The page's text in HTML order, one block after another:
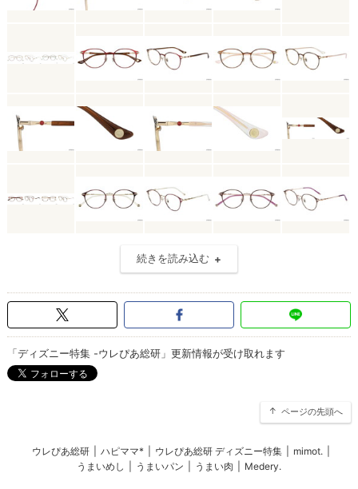
続きを読み込む
「ディズニー特集 -ウレぴあ総研」更新情報が受け取れます
ページの先頭へ
ウレぴあ総研 ハピママ* ウレぴあ総研 ディズニー特集 mimot.
うまいめし
うまいパン うまい肉 Medery.